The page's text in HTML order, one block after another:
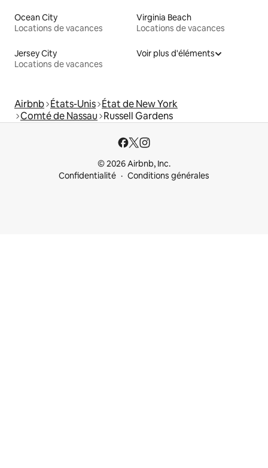
Ocean City
Locations de vacances
Virginia Beach
Locations de vacances
Jersey City
Locations de vacances
Voir plus d'éléments
Airbnb États-Unis État de New York
Comté de Nassau Russell Gardens
© 2026 Airbnb, Inc.
Confidentialité
Conditions générales